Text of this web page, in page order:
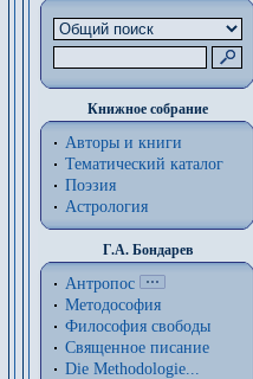
Книжное собрание
Авторы и книги
Тематический каталог
Поэзия
Астрология
Г.А. Бондарев
Антропос
Методософия
Философия cвободы
Священное писание
Die Methodologie...